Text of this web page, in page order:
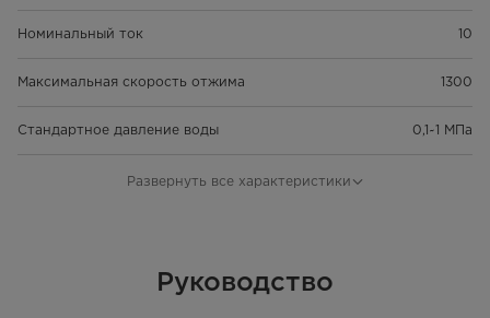
Номинальный ток 10
Максимальная скорость отжима 1300
Стандартное давление воды 0,1~1 МПа
Нагревательный элемент
Развернуть все характеристики
Руководство